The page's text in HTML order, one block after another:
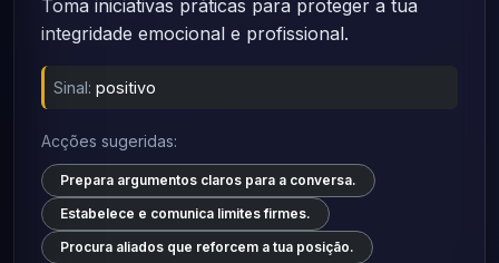
Toma iniciativas práticas para proteger a tua
integridade emocional e profissional.
Sinal: positivo
Acções sugeridas:
Prepara argumentos claros para a conversa.
Estabelece e comunica limites firmes.
Procura aliados que reforcem a tua posição.